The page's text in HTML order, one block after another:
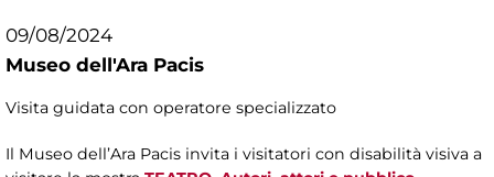
09/08/2024
Museo dell'Ara Pacis
Visita guidata con operatore specializzato
Il Museo dell’Ara Pacis invita i visitatori con disabilità visiva a